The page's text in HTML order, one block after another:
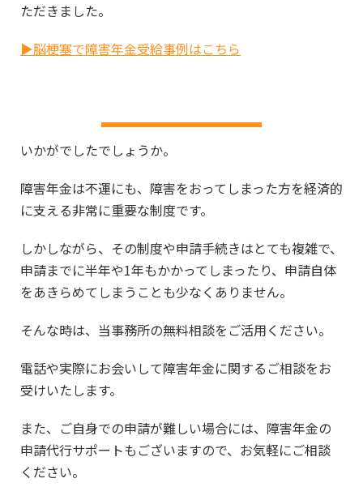
ただきました。
▶脳梗塞で障害年金受給事例はこちら
いかがでしたでしょうか。
障害年金は不運にも、障害をおってしまった方を経済的
に支える非常に重要な制度です。
しかしながら、その制度や申請手続きはとても複雑で、
申請までに半年や1年もかかってしまったり、申請自体
をあきらめてしまうことも少なくありません。
そんな時は、当事務所の無料相談をご活用ください。
電話や実際にお会いして障害年金に関するご相談をお
受けいたします。
また、ご自身での申請が難しい場合には、障害年金の
申請代行サポートもございますので、お気軽にご相談
ください。